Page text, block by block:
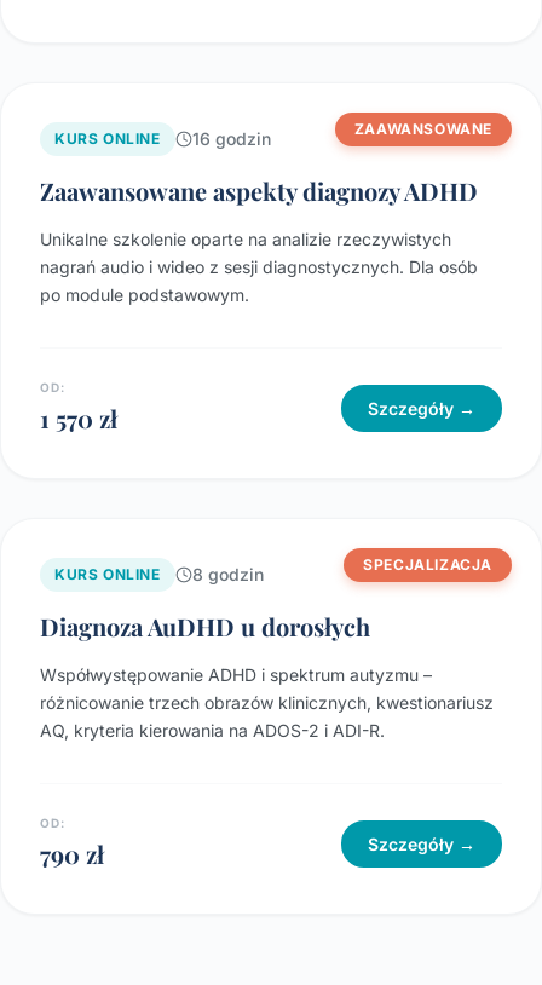
ZAAWANSOWANE
KURS ONLINE 16 godzin
Zaawansowane aspekty diagnozy ADHD
Unikalne szkolenie oparte na analizie rzeczywistych
nagrań audio i wideo z sesji diagnostycznych. Dla osób
po module podstawowym.
OD:
1 570 zł Szczegóły →
SPECJALIZACJA
KURS ONLINE 8 godzin
Diagnoza AuDHD u dorosłych
Współwystępowanie ADHD i spektrum autyzmu –
różnicowanie trzech obrazów klinicznych, kwestionariusz
AQ, kryteria kierowania na ADOS-2 i ADI-R.
OD:
790 zł Szczegóły →